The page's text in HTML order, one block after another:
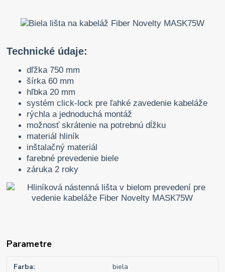
Technické údaje:
dľžka 750 mm
šírka 60 mm
hľbka 20 mm
systém click-lock pre ľahké zavedenie kabeláže
rýchla a jednoduchá montáž
možnosť skrátenie na potrebnú dĺžku
materiál hliník
inštalačný materiál
farebné prevedenie biele
záruka 2 roky
Parametre
Farba biela